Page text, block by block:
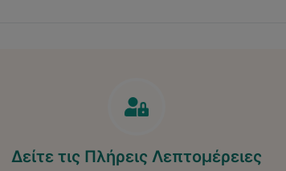
Δείτε τις Πλήρεις Λεπτομέρειες